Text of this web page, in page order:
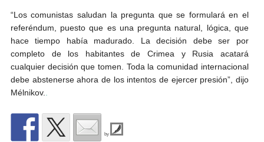
“Los comunistas saludan la pregunta que se formulará en el
referéndum, puesto que es una pregunta natural, lógica, que
hace tiempo había madurado. La decisión debe ser por
completo de los habitantes de Crimea y Rusia acatará
cualquier decisión que tomen. Toda la comunidad internacional
debe abstenerse ahora de los intentos de ejercer presión”, dijo
Mélnikov.
by